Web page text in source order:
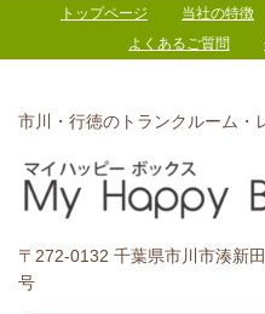
トップページ 当社の特徴
よくあるご質問
市川・行徳のトランクルーム・
〒272-0132 千葉県市川市湊新
号